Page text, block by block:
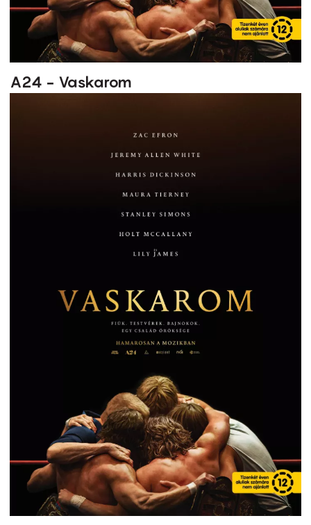
A24 - Vaskarom